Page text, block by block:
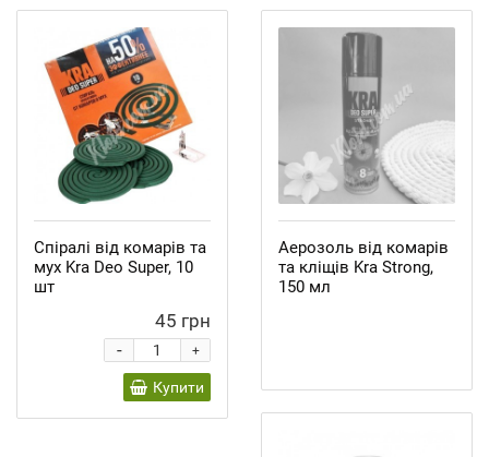
Спіралі від комарів та
мух Kra Deo Super, 10
шт
45 грн
+
-
Купити
Аерозоль від комарів
та кліщів Kra Strong,
150 мл